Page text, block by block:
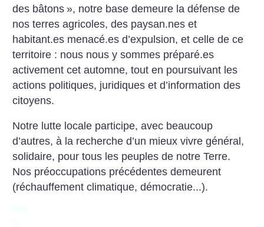
des bâtons », notre base demeure la défense de
nos terres agricoles, des paysan.nes et
habitant.es menacé.es d’expulsion, et celle de ce
territoire : nous nous y sommes préparé.es
activement cet automne, tout en poursuivant les
actions politiques, juridiques et d’information des
citoyens.
Notre lutte locale participe, avec beaucoup
d’autres, à la recherche d’un mieux vivre général,
solidaire, pour tous les peuples de notre Terre.
Nos préoccupations précédentes demeurent
(réchauffement climatique, démocratie...).